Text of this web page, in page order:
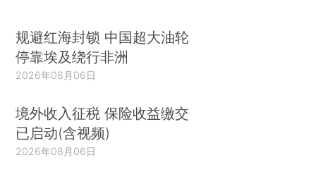
规避红海封锁 中国超大油轮
停靠埃及绕行非洲
2026年08月06日
境外收入征税 保险收益缴交
已启动(含视频)
2026年08月06日